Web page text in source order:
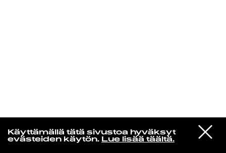
Käyttämällä tätä sivustoa hyväksyt
evästeiden käytön. Lue lisää täältä.
VIESTI
STUDIOON
Jon Hopkins
Luminous Beings